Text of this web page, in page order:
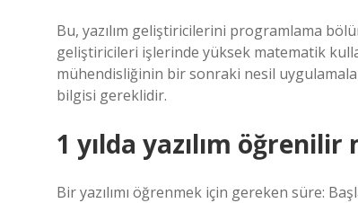
Bu, yazılım geliştiricilerini programlama
geliştiricileri işlerinde yüksek matematik
mühendisliğinin bir sonraki nesil
bilgisi gereklidir.
1 yılda yazılım öğrenilir
Bir yazılımı öğrenmek için gereken süre: